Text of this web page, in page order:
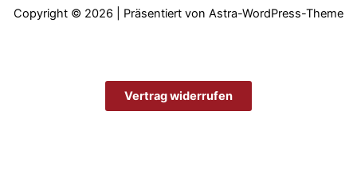
Copyright © 2026 | Präsentiert von Astra-WordPress-Theme
Vertrag widerrufen